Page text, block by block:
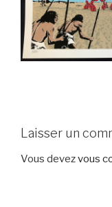
Laisser un
Vous devezvous